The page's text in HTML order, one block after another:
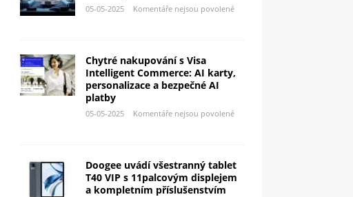
05-05-2025 Komentáře nejsou povolené
Chytré nakupování s Visa
Intelligent Commerce: AI karty,
personalizace a bezpečné AI
platby
05-05-2025 Komentáře nejsou povolené
Doogee uvádí všestranný tablet
T40 VIP s 11palcovým displejem
a kompletním příslušenstvím